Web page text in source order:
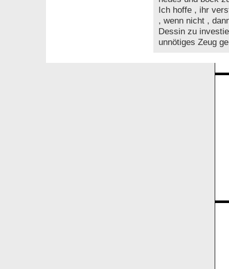
Ich hoffe , ihr
, wenn nicht ,
Dessin zu
unnötiges Zeug